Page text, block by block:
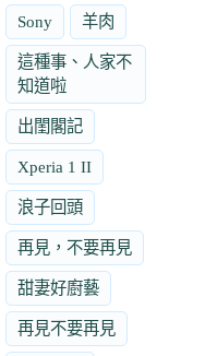
Sony 羊肉
這種事、人家不
知道啦
出閨閣記
Xperia 1 II
浪子回頭
再見，不要再見
甜妻好廚藝
再見不要再見